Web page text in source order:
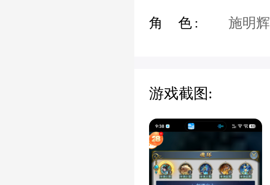
角 色: 施明辉
游戏截图: